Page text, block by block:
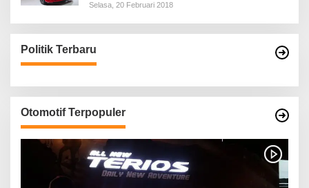
Selasa, 20 Februari 2018
Politik Terbaru
Otomotif Terpopuler